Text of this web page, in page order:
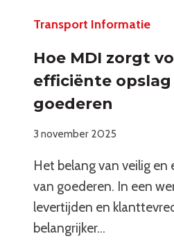
Transport Informatie
Hoe MDI zorgt
efficiënte
goederen
3 november 2025
Het belang van veilig
van goederen. In een
levertijden en
belangrijker…